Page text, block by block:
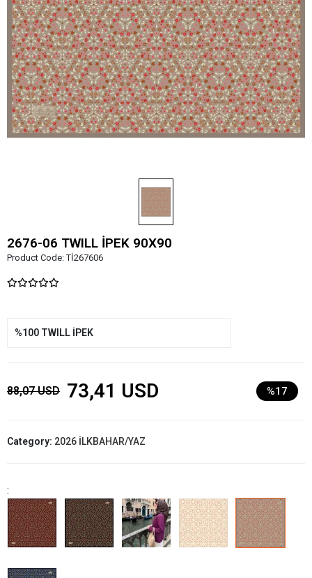
2676-06 TWILL İPEK 90X90
Product Code:Tİ267606
%100 TWILL İPEK
88,07 USD 73,41 USD %17
Category: 2026 İLKBAHAR/YAZ
: